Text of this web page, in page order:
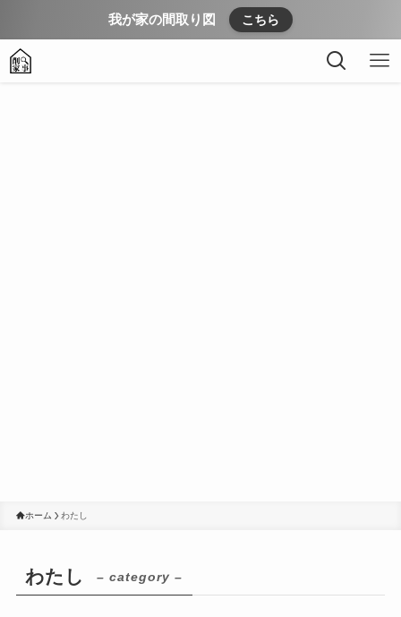
我が家の間取り図 こちら
ホーム わたし
わたし – category –